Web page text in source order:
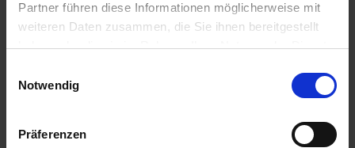
Partner führen diese Informationen möglicherweise mit
weiteren Daten zusammen, die Sie ihnen bereitgestellt
haben oder die sie im Rahmen Ihrer Nutzung der Dienste
Notwendig
Präferenzen